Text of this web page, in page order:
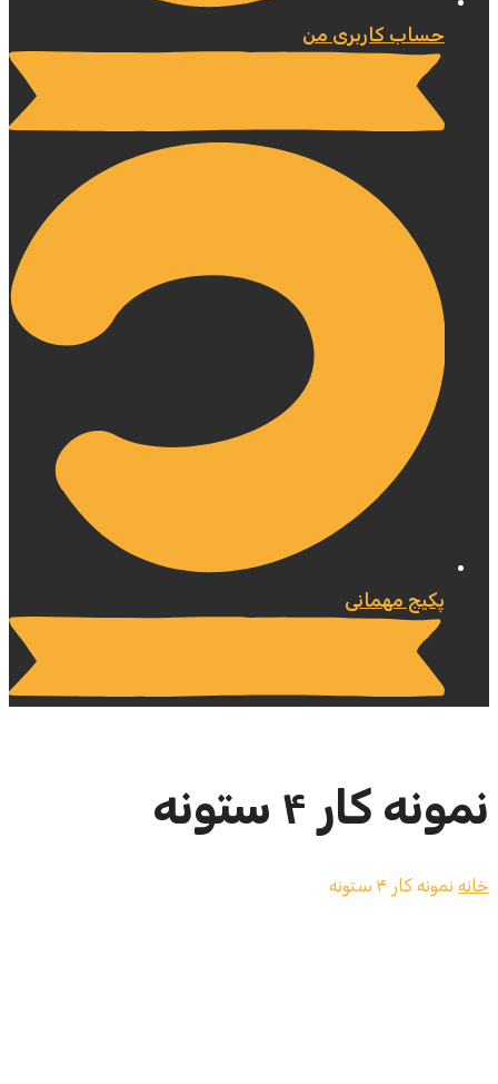
حساب کاربری من
پکیج مهمانی
نمونه کار ۴ ستونه
خانه نمونه کار ۴ ستونه